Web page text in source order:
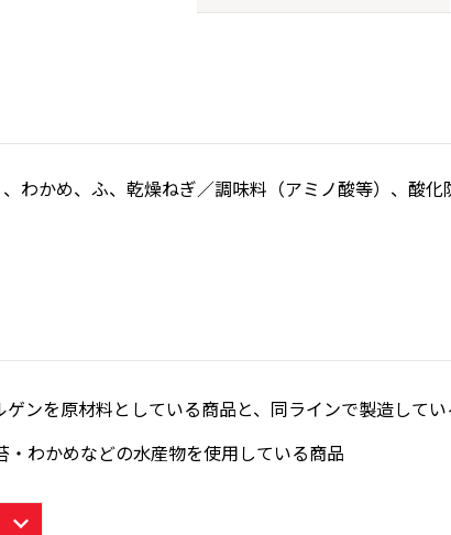
わかめ、ふ、乾燥ねぎ／調味料（アミノ酸等）、酸
ゲンを原材料としている商品と、同ラインで製造して
わかめなどの水産物を使用している商品